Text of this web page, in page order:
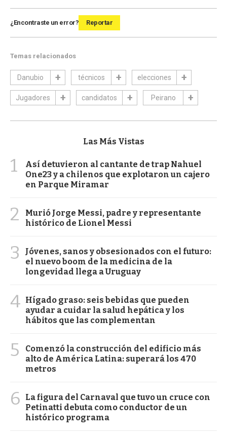
¿Encontraste un error? Reportar
Temas relacionados
Danubio técnicos elecciones
Jugadores candidatos Peirano
Las Más Vistas
1
Así detuvieron al cantante de trap Nahuel
One23 y a chilenos que explotaron un cajero
en Parque Miramar
2
Murió Jorge Messi, padre y representante
histórico de Lionel Messi
3
Jóvenes, sanos y obsesionados con el futuro:
el nuevo boom de la medicina de la
longevidad llega a Uruguay
4 Hígado graso: seis bebidas que pueden
ayudar a cuidar la salud hepática y los
hábitos que las complementan
5
Comenzó la construcción del edificio más
alto de América Latina: superará los 470
metros
6
La figura del Carnaval que tuvo un cruce con
Petinatti debuta como conductor de un
histórico programa